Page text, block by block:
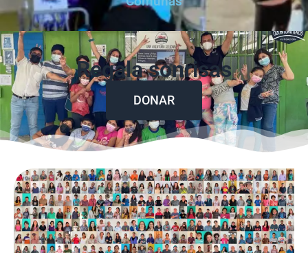
Regala sonrisas
DONAR